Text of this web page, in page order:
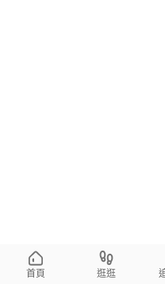
首頁 逛逛